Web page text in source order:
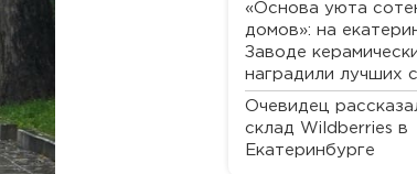
«Основа уюта
домов»: на
Заводе
наградили лучших
Очевидец
склад Wildberries в
Екатеринбурге